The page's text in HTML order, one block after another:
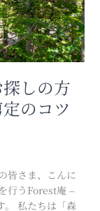
しの方
のコツ
皆さま、こんに
行うForest庵 –
。 私たちは「森